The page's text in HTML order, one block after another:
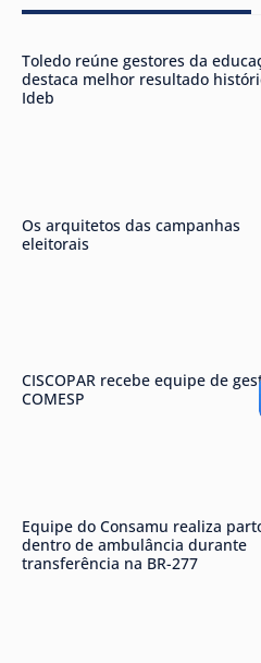
Toledo reúne gestores da
destaca melhor resultado
Ideb
Os arquitetos das campanhas
eleitorais
CISCOPAR recebe equipe de
COMESP
Equipe do Consamu realiza
dentro de ambulância durante
transferência na BR-277